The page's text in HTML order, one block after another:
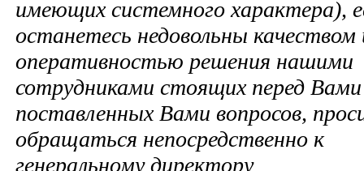
имеющих системного характера),
останетесь недовольны качеством
оперативностью решения нашими
сотрудниками стоящих перед Вами
поставленных Вами вопросов,
обращаться непосредственно к
генеральному директору